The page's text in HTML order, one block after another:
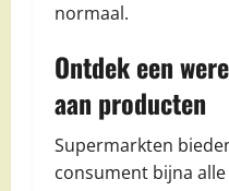
normaal.
Ontdek een
aan producten
Supermarkten
consument bijna alle